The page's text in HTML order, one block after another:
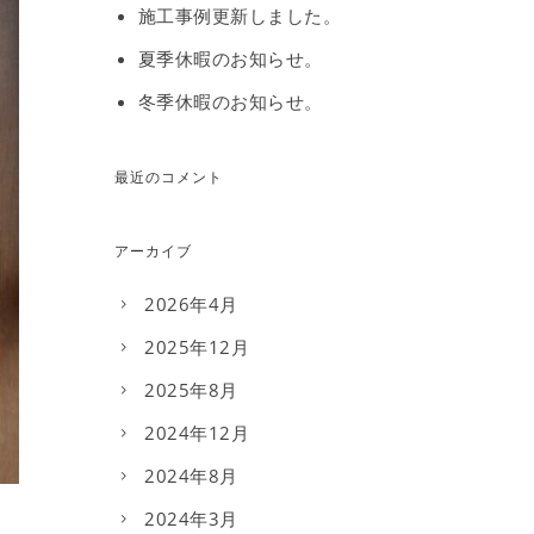
施工事例更新しました。
夏季休暇のお知らせ。
冬季休暇のお知らせ。
最近のコメント
アーカイブ
2026年4月
2025年12月
2025年8月
2024年12月
2024年8月
2024年3月